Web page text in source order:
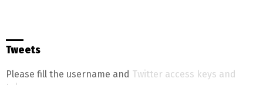
Tweets
Please fill the username and Twitter access keys and